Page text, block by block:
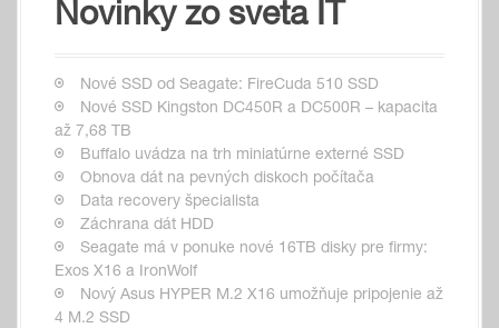
Novinky zo sveta IT
Nové SSD od Seagate: FireCuda 510 SSD
Nové SSD Kingston DC450R a DC500R – kapacita
až 7,68 TB
Buffalo uvádza na trh miniatúrne externé SSD
Obnova dát na pevných diskoch počítača
Data recovery špecialista
Záchrana dát HDD
Seagate má v ponuke nové 16TB disky pre firmy:
Exos X16 a IronWolf
Nový Asus HYPER M.2 X16 umožňuje pripojenie až
4 M.2 SSD